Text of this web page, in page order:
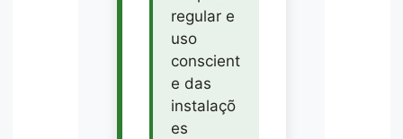
regular e
uso
conscient
e das
instalaçõ
es